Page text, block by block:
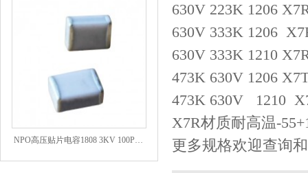
630V 223K 1206
630V 333K 1206
630V 333K 1210
473K 630V 1206
473K 630V 1210
X7R材质耐高温-
更多规格欢迎查询